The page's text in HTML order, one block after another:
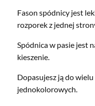
Fason spódnicy jest
rozporek z jednej
Spódnica w pasie jest
kieszenie.
Dopasujesz ją do
jednokolorowych.